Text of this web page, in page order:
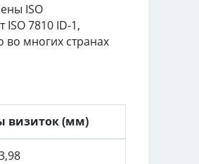
ISO
7810 ID-1,
во многих странах
визиток (мм)